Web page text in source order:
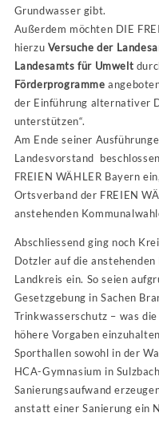
Grundwasser gibt.
Außerdem möchten DIE
hierzu Versuche der
Landesamts für Umwelt
Förderprogramme
der Einführung alternativer
unterstützen“.
Am Ende seiner
Landesvorstand
FREIEN WÄHLER Bayern
Ortsverband der FREIEN
anstehenden
Abschliessend ging noch
Dotzler auf die
Landkreis ein. So seien
Gesetzgebung in Sachen
Trinkwasserschutz – was
höhere Vorgaben
Sporthallen sowohl in der
HCA-Gymnasium in
Sanierungsaufwand
anstatt einer Sanierung ein